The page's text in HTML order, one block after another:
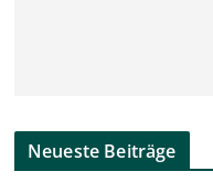
Neueste Beiträge